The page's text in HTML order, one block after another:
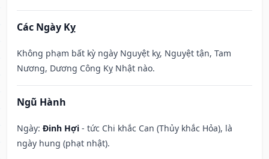
Các Ngày Kỵ
Không phạm bất kỳ ngày Nguyệt kỵ, Nguyệt tận, Tam
Nương, Dương Công Kỵ Nhật nào.
Ngũ Hành
Ngày: Đinh Hợi - tức Chi khắc Can (Thủy khắc Hỏa), là
ngày hung (phạt nhật).